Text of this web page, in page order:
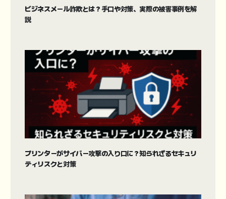
ビジネスメール詐欺とは？手口や対策、実際の被害事例を解
説
プリンターがサイバー攻撃の入り口に？知られざるセキュリ
ティリスクと対策